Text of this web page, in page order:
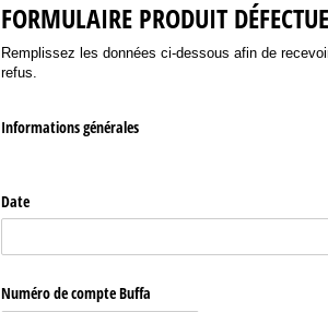
FORMULAIRE PRODUIT
Remplissez les données ci-dessous afin de
refus.
Informations générales
Date
Numéro de compte Buffa